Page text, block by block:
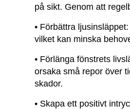
på sikt. Genom att
• Förbättra ljusinsläppet:
vilket kan minska
• Förlänga fönstrets
orsaka små repor över
skador.
• Skapa ett positivt